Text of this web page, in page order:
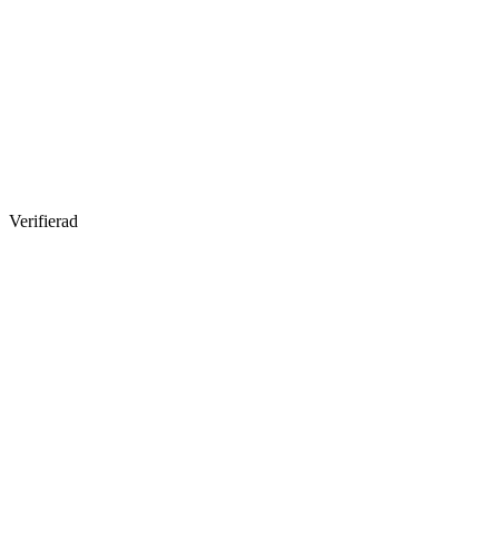
Verifierad